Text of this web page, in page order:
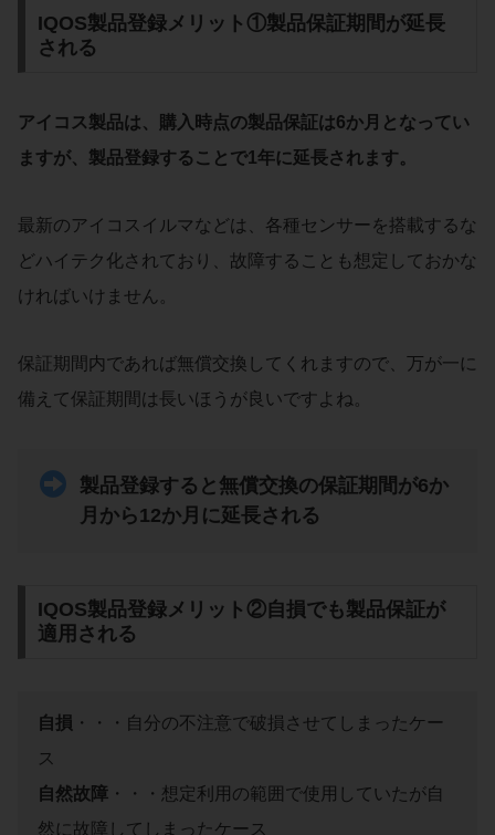
IQOS製品登録メリット①製品保証期間が延長
される
アイコス製品は、購入時点の製品保証は6か月となってい
ますが、製品登録することで1年に延長されます。
最新のアイコスイルマなどは、各種センサーを搭載するな
どハイテク化されており、故障することも想定しておかな
ければいけません。
保証期間内であれば無償交換してくれますので、万が一に
備えて保証期間は長いほうが良いですよね。
製品登録すると無償交換の保証期間が6か
月から12か月に延長される
IQOS製品登録メリット②自損でも製品保証が
適用される
自損 ・・・自分の不注意で破損させてしまったケー
ス
自然故障・・・想定利用の範囲で使用していたが自
然に故障してしまったケース